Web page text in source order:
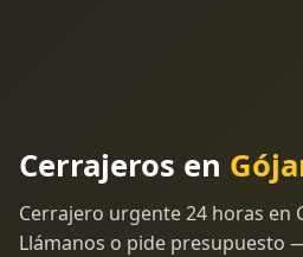
Cerrajeros en
Cerrajero urgente 24 horas en
Llámanos o pide presupuesto